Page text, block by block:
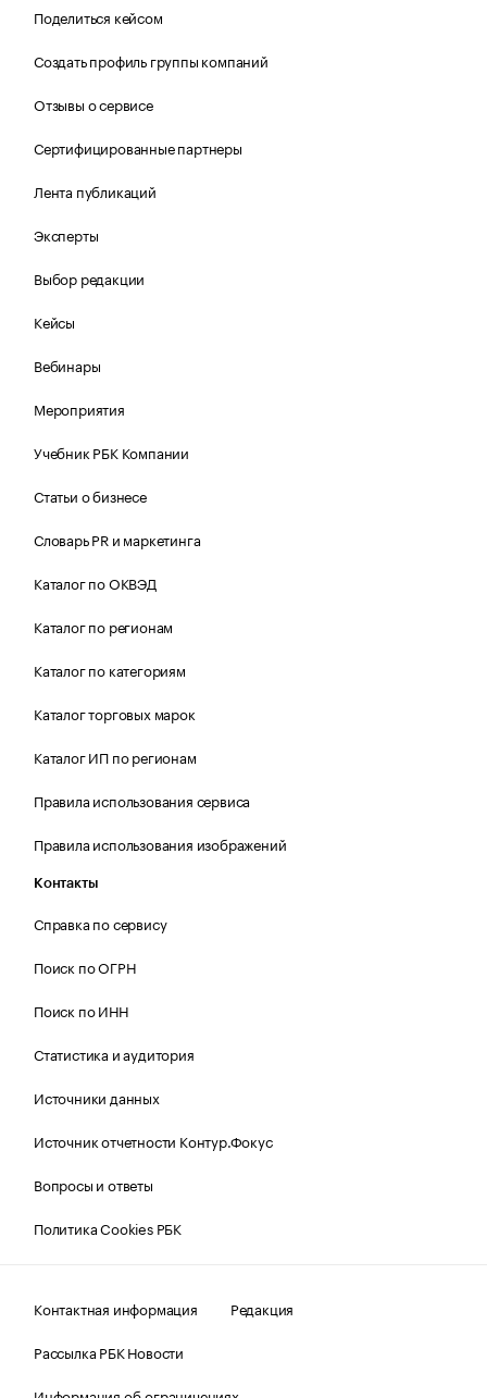
Поделиться кейсом
Создать профиль группы компаний
Отзывы о сервисе
Сертифицированные партнеры
Лента публикаций
Эксперты
Выбор редакции
Кейсы
Вебинары
Мероприятия
Учебник РБК Компании
Статьи о бизнесе
Словарь PR и маркетинга
Каталог по ОКВЭД
Каталог по регионам
Каталог по категориям
Каталог торговых марок
Каталог ИП по регионам
Правила использования сервиса
Правила использования изображений
Контакты
Справка по сервису
Поиск по ОГРН
Поиск по ИНН
Статистика и аудитория
Источники данных
Источник отчетности Контур.Фокус
Вопросы и ответы
Политика Cookies РБК
Контактная информация
Редакция
Рассылка РБК Новости